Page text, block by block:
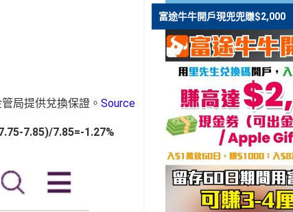
局提供兌換保證。 Source
7.85)/7.85=-1.27%
富途牛牛開戶現兜兜賺$2,000